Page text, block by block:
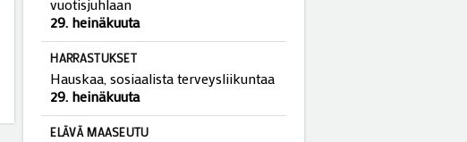
Pokelan suku kokoontui 30-
vuotisjuhlaan
29. heinäkuuta
HARRASTUKSET
Hauskaa, sosiaalista terveysliikuntaa
29. heinäkuuta